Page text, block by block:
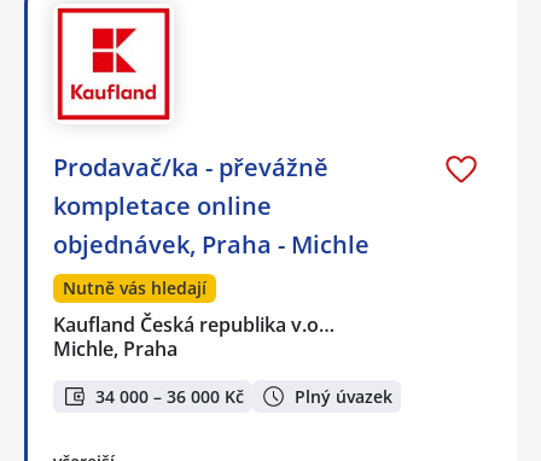
Prodavač/ka - převážně
kompletace online
objednávek, Praha - Michle
Nutně vás hledají
Kaufland Česká republika v.o…
Michle, Praha
34 000 – 36 000 Kč Plný úvazek